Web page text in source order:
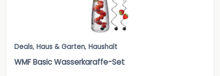
Deals, Haus & Garten, Haushalt
WMF Basic Wasserkaraffe-Set